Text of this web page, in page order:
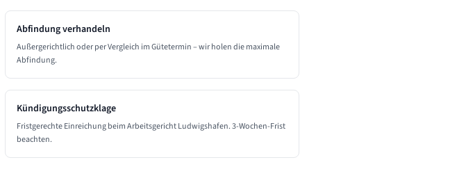
Abfindung verhandeln
Außergerichtlich oder per Vergleich im Gütetermin – wir holen die maximale
Abfindung.
Kündigungsschutzklage
Fristgerechte Einreichung beim Arbeitsgericht Ludwigshafen. 3-Wochen-Frist
beachten.